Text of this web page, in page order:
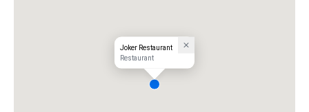
Joker Restaurant
Restaurant